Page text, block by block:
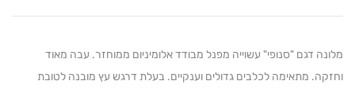
דגם "סנופי" עשוייה מפנל מבודד אלומיניום ממוחזר. עבה מאוד
מתאימה לכלבים גדולים וענקיים. בעלת דרגש עץ מובנה לטובת